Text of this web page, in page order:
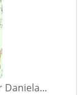
Daniela...